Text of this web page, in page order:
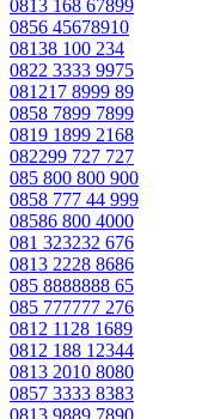
0813 168 67899
0856 45678910
08138 100 234
0822 3333 9975
081217 8999 89
0858 7899 7899
0819 1899 2168
082299 727 727
085 800 800 900
0858 777 44 999
08586 800 4000
081 323232 676
0813 2228 8686
085 8888888 65
085 777777 276
0812 1128 1689
0812 188 12344
0813 2010 8080
0857 3333 8383
0813 9889 7890